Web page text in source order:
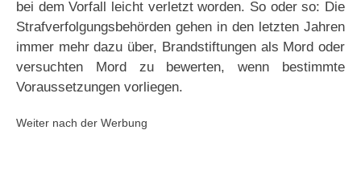
bei dem Vorfall leicht verletzt worden. So oder so: Die
Strafverfolgungsbehörden gehen in den letzten Jahren
immer mehr dazu über, Brandstiftungen als Mord oder
versuchten Mord zu bewerten, wenn bestimmte
Voraussetzungen vorliegen.
Weiter nach der Werbung